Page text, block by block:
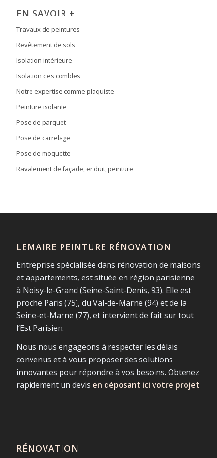
EN SAVOIR +
Travaux de peintures
Revêtement de sols
Isolation intérieure
Isolation des combles
Notre expertise comme plaquiste
Peinture isolante
Pose de parquet
Pose de carrelage
Pose de moquette
Ravalement de façade, enduit, peinture
LEMAIRE PEINTURE RÉNOVATION
Entreprise spécialisée dans rénovation de maisons
et appartements, est située en région parisienne
à Noisy-le-Grand (Seine-Saint-Denis, 93). Elle est
proche Paris (75), du Val-de-Marne (94) et de la
Seine-et-Marne (77), et intervient de fait sur tout
l’Est Parisien.
Nous nous engageons à respecter les délais
convenus et à vous proposer des solutions
innovantes pour répondre à vos besoins. Obtenez
rapidement un devis en déposant ici votre projet
RÉNOVATION